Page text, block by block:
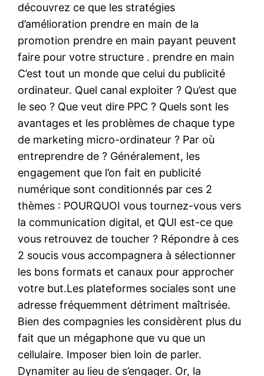
découvrez ce que les stratégies
d’amélioration prendre en main de la
promotion prendre en main payant peuvent
faire pour votre structure . prendre en main
C’est tout un monde que celui du publicité
ordinateur. Quel canal exploiter ? Qu’est que
le seo ? Que veut dire PPC ? Quels sont les
avantages et les problèmes de chaque type
de marketing micro-ordinateur ? Par où
entreprendre de ? Généralement, les
engagement que l’on fait en publicité
numérique sont conditionnés par ces 2
thèmes : POURQUOI vous tournez-vous vers
la communication digital, et QUI est-ce que
vous retrouvez de toucher ? Répondre à ces
2 soucis vous accompagnera à sélectionner
les bons formats et canaux pour approcher
votre but.Les plateformes sociales sont une
adresse fréquemment détriment maîtrisée.
Bien des compagnies les considèrent plus du
fait que un mégaphone que vu que un
cellulaire. Imposer bien loin de parler.
Dynamiter au lieu de s’engager. Or, la